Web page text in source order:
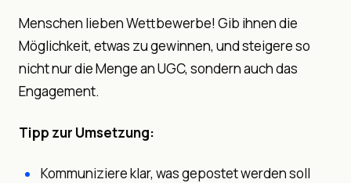
Menschen lieben Wettbewerbe! Gib ihnen die
Möglichkeit, etwas zu gewinnen, und steigere so
nicht nur die Menge an UGC, sondern auch das
Engagement.
Tipp zur Umsetzung:
Kommuniziere klar, was gepostet werden soll